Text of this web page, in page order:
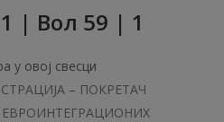
| Вол 59 | 1
у овој свесци
– ПОКРЕТАЧ
ЕВРОИНТЕГРАЦИОНИХ